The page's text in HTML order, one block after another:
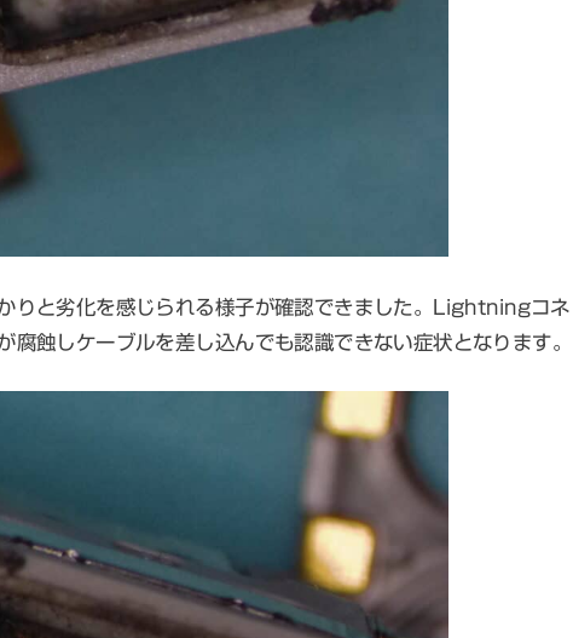
りと劣化を感じられる様子が確認できました。Lightningコネ
腐蝕しケーブルを差し込んでも認識できない症状となります。